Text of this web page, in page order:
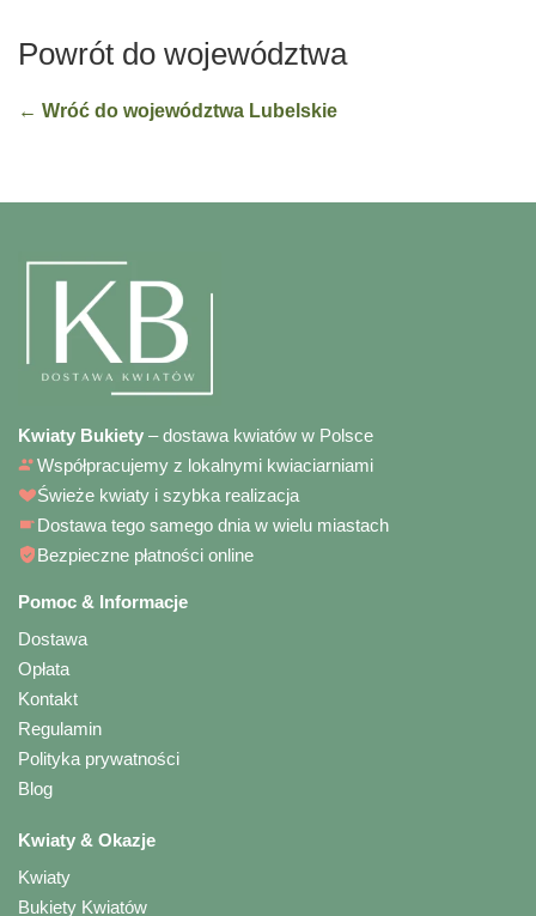
Powrót do województwa
← Wróć do województwa Lubelskie
Kwiaty Bukiety – dostawa kwiatów w Polsce
Współpracujemy z lokalnymi kwiaciarniami
Świeże kwiaty i szybka realizacja
Dostawa tego samego dnia w wielu miastach
Bezpieczne płatności online
Pomoc & Informacje
Dostawa
Opłata
Kontakt
Regulamin
Polityka prywatności
Blog
Kwiaty & Okazje
Kwiaty
Bukiety Kwiatów